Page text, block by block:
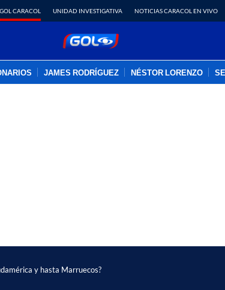
GOL CARACOL UNIDAD INVESTIGATIVA NOTICIAS CARACOL EN VIVO
JAMES RODRÍGUEZ NÉSTOR LORENZO
y hasta Marruecos?